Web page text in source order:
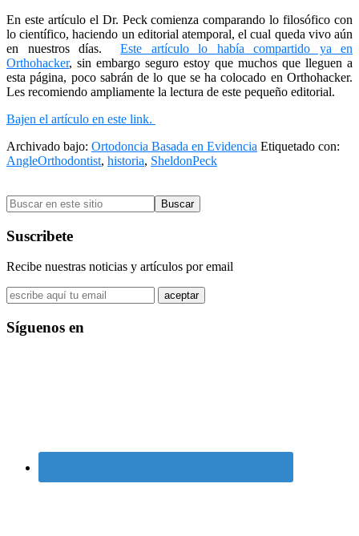
En este artículo el Dr. Peck comienza comparando lo filosófico con
lo científico, haciendo un editorial atemporal, el cual queda vivo aún
en nuestros días. Este artículo lo había compartido ya en
Orthohacker, sin embargo seguro estoy que muchos que lleguen a
esta página, poco sabrán de lo que se ha colocado en Orthohacker.
Les recomiendo ampliamente la lectura de este pequeño editorial.
Bajen el artículo en este link.
Archivado bajo: Ortodoncia Basada en Evidencia Etiquetado con:
AngleOrthodontist, historia, SheldonPeck
Barra
lateral
primaria
Buscar
en
este
sitio
Suscribete
Recibe nuestras noticias y artículos por email
Síguenos en